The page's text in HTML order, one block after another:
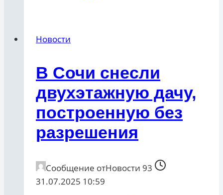
Новости
В Сочи снесли
двухэтажную дачу,
построенную без
разрешения
Сообщение отНовости 93
31.07.2025 10:59